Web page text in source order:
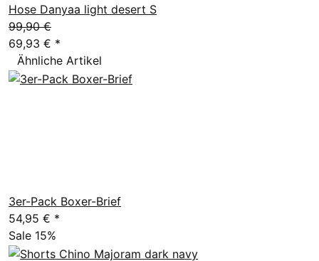
Hose Danyaa light desert S
99,90 €
69,93 € *
Ähnliche Artikel
3er-Pack Boxer-Brief
54,95 € *
Sale 15%